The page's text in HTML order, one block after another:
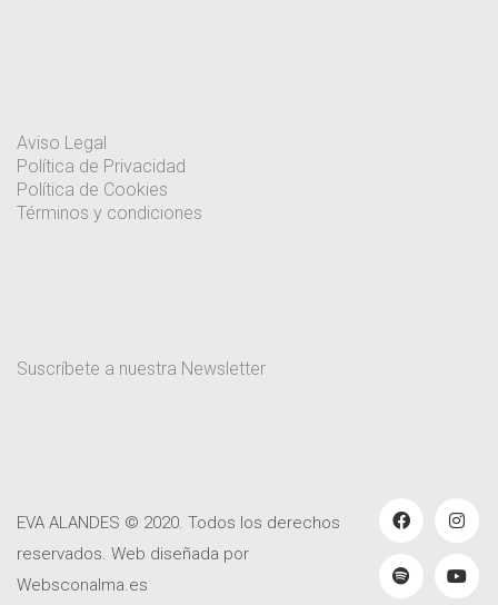
Aviso Legal
Política de Privacidad
Política de Cookies
Términos y condiciones
Suscríbete a nuestra Newsletter
EVA ALANDES © 2020. Todos los derechos
reservados. Web diseñada por
Websconalma.es